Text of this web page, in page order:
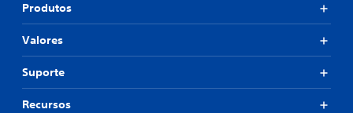
Produtos
Valores
Suporte
Recursos